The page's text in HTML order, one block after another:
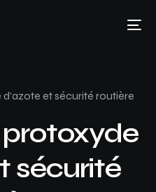
et sécurité routière
protoxyde
sécurité